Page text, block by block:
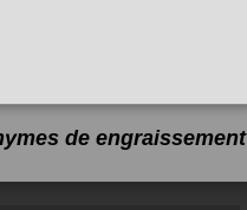
de engraissement